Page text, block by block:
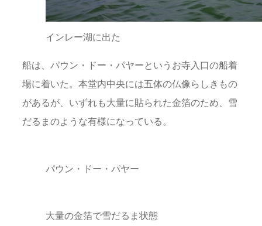
インレー湖に出た
船は、パウン・ドー・パヤーというお寺入口の船着
場に着いた。本堂内中央には五体の仏像らしきもの
があるが、いずれも大量に貼られた金箔のため、雪
だるまのような有様になっている。
パウン・ドー・パヤー
大量の金箔で雪だるま状態